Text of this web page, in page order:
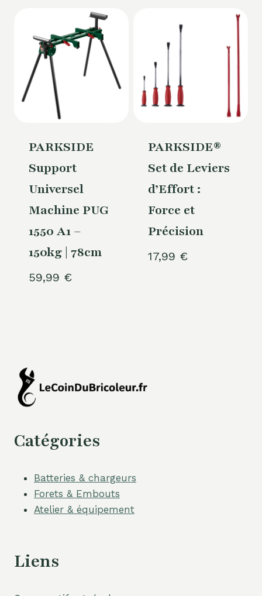
PARKSIDE
Support
Universel
Machine PUG
1550 A1 –
150kg | 78cm
59,99 €
PARKSIDE®
Set de Leviers
d’Effort :
Force et
Précision
17,99 €
Catégories
Batteries & chargeurs
Forets & Embouts
Atelier & équipement
Liens